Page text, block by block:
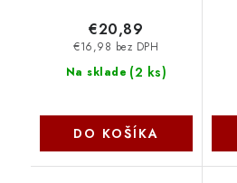
Na sklade (2 ks)
€16,98 bez DPH
€20,89
DO KOŠÍKA